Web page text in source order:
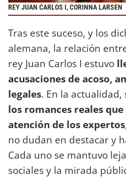
REY JUAN CARLOS I, CORINNA LARSEN
Tras este suceso, y los
alemana, la relación
rey Juan Carlos I estuvo
acusaciones de acoso,
legales. En la actualidad,
los romances reales
atención de los expertos
no dudan en destacar y
Cada uno se mantuvo
sociales y la mirada